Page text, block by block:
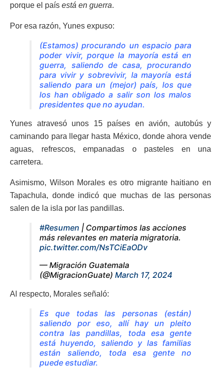
porque el país está en guerra.
Por esa razón, Yunes expuso:
(Estamos) procurando un espacio para
poder vivir, porque la mayoría está en
guerra, saliendo de casa, procurando
para vivir y sobrevivir, la mayoría está
saliendo para un (mejor) país, los que
los han obligado a salir son los malos
presidentes que no ayudan.
Yunes atravesó unos 15 países en avión, autobús y
caminando para llegar hasta México, donde ahora vende
aguas, refrescos, empanadas o pasteles en una
carretera.
Asimismo, Wilson Morales es otro migrante haitiano en
Tapachula, donde indicó que muchas de las personas
salen de la isla por las pandillas.
#Resumen | Compartimos las acciones
más relevantes en materia migratoria.
pic.twitter.com/NsTCiEaODv
— Migración Guatemala
(@MigracionGuate) March 17, 2024
Al respecto, Morales señaló:
Es que todas las personas (están)
saliendo por eso, allí hay un pleito
contra las pandillas, toda esa gente
está huyendo, saliendo y las familias
están saliendo, toda esa gente no
puede estudiar.